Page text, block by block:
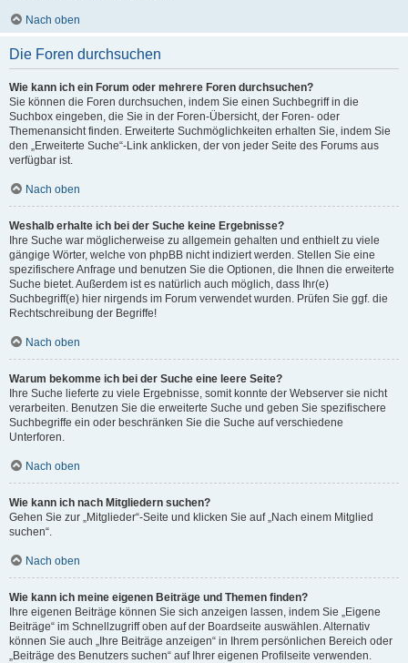
Nach oben
Die Foren durchsuchen
Wie kann ich ein Forum oder mehrere Foren durchsuchen?
Sie können die Foren durchsuchen, indem Sie einen Suchbegriff in die
Suchbox eingeben, die Sie in der Foren-Übersicht, der Foren- oder
Themenansicht finden. Erweiterte Suchmöglichkeiten erhalten Sie, indem Sie
den „Erweiterte Suche“-Link anklicken, der von jeder Seite des Forums aus
verfügbar ist.
Nach oben
Weshalb erhalte ich bei der Suche keine Ergebnisse?
Ihre Suche war möglicherweise zu allgemein gehalten und enthielt zu viele
gängige Wörter, welche von phpBB nicht indiziert werden. Stellen Sie eine
spezifischere Anfrage und benutzen Sie die Optionen, die Ihnen die erweiterte
Suche bietet. Außerdem ist es natürlich auch möglich, dass Ihr(e)
Suchbegriff(e) hier nirgends im Forum verwendet wurden. Prüfen Sie ggf. die
Rechtschreibung der Begriffe!
Nach oben
Warum bekomme ich bei der Suche eine leere Seite?
Ihre Suche lieferte zu viele Ergebnisse, somit konnte der Webserver sie nicht
verarbeiten. Benutzen Sie die erweiterte Suche und geben Sie spezifischere
Suchbegriffe ein oder beschränken Sie die Suche auf verschiedene
Unterforen.
Nach oben
Wie kann ich nach Mitgliedern suchen?
Gehen Sie zur „Mitglieder“-Seite und klicken Sie auf „Nach einem Mitglied
suchen“.
Nach oben
Wie kann ich meine eigenen Beiträge und Themen finden?
Ihre eigenen Beiträge können Sie sich anzeigen lassen, indem Sie „Eigene
Beiträge“ im Schnellzugriff oben auf der Boardseite auswählen. Alternativ
können Sie auch „Ihre Beiträge anzeigen“ in Ihrem persönlichen Bereich oder
„Beiträge des Benutzers suchen“ auf Ihrer eigenen Profilseite verwenden.